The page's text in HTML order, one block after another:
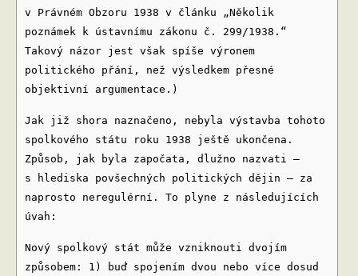
v Právném Obzoru 1938 v článku „Několik
poznámek k ústavnímu zákonu č. 299/1938.“
Takový názor jest však spíše výronem
politického přání, než výsledkem přesné
objektivní argumentace.)
Jak již shora naznačeno, nebyla výstavba tohoto
spolkového státu roku 1938 ještě ukončena.
Způsob, jak byla započata, dlužno nazvati –
s hlediska povšechných politických dějin – za
naprosto neregulérní. To plyne z následujících
úvah:
Nový spolkový stát může vzniknouti dvojím
způsobem: 1) buď spojením dvou nebo více dosud